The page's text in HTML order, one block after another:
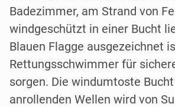
Badezimmer, am Strand von
windgeschützt in einer Bucht
Blauen Flagge ausgezeichnet
Rettungsschwimmer für
sorgen. Die windumtoste
anrollenden Wellen wird von